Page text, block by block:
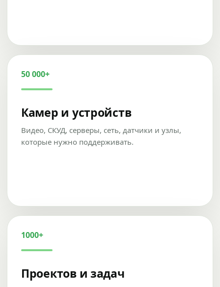
50 000+
Камер и устройств
Видео, СКУД, серверы, сеть, датчики и узлы,
которые нужно поддерживать.
1000+
Проектов и задач